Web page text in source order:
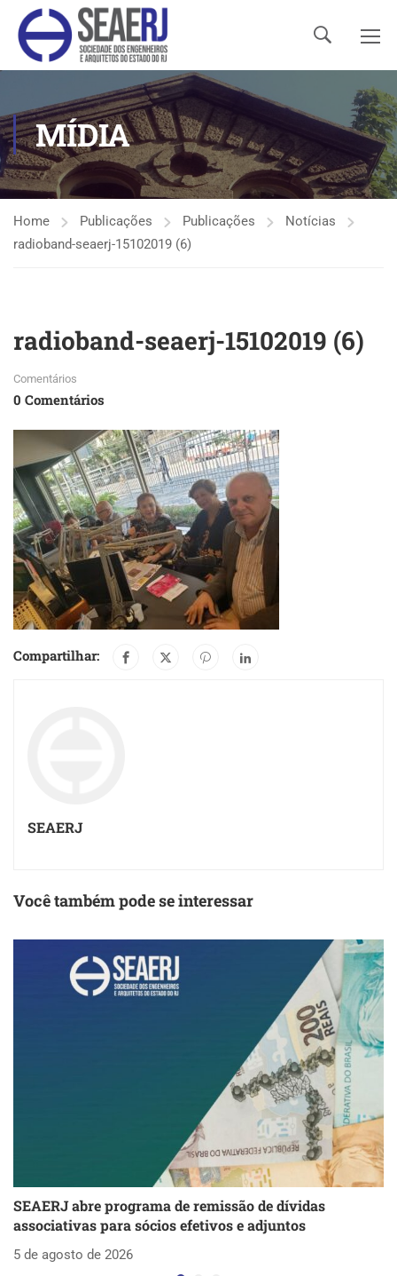
MÍDIA
Home Publicações Publicações
Notícias
radioband-seaerj-15102019 (6)
radioband-seaerj-15102019 (6)
Comentários
0 Comentários
Compartilhar:
SEAERJ
Você também pode se interessar
SEAERJ abre programa de remissão de dívidas
associativas para sócios efetivos e adjuntos
5 de agosto de 2026